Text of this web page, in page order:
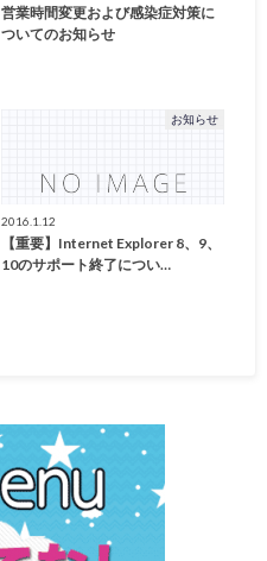
営業時間変更および感染症対策に
ついてのお知らせ
お知らせ
2016.1.12
【重要】Internet Explorer 8、9、
10のサポート終了につい…